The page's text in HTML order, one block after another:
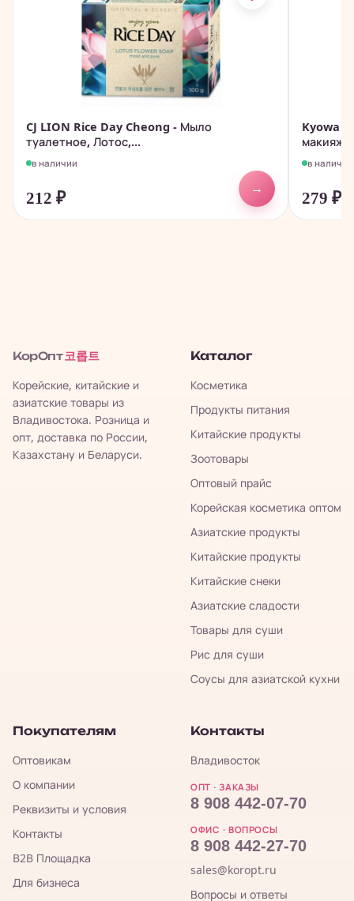
CJ LION Rice Day Cheong - Мыло
туалетное, Лотос,...
в наличии
212 ₽
→
Kyowa -
макияжа
в наличии
279₽
КорОпт 코롭트
Корейские, китайские и
азиатские товары из
Владивостока. Розница и
опт, доставка по России,
Казахстану и Беларуси.
Каталог
Косметика
Продукты питания
Китайские продукты
Зоотовары
Оптовый прайс
Корейская косметика оптом
Азиатские продукты
Китайские продукты
Китайские снеки
Азиатские сладости
Товары для суши
Рис для суши
Соусы для азиатской кухни
Покупателям
Оптовикам
О компании
Реквизиты и условия
Контакты
B2B Площадка
Для бизнеса
Контакты
Владивосток
ОПТ · ЗАКАЗЫ
8 908 442-07-70
ОФИС · ВОПРОСЫ
8 908 442-27-70
sales@koropt.ru
Вопросы и ответы